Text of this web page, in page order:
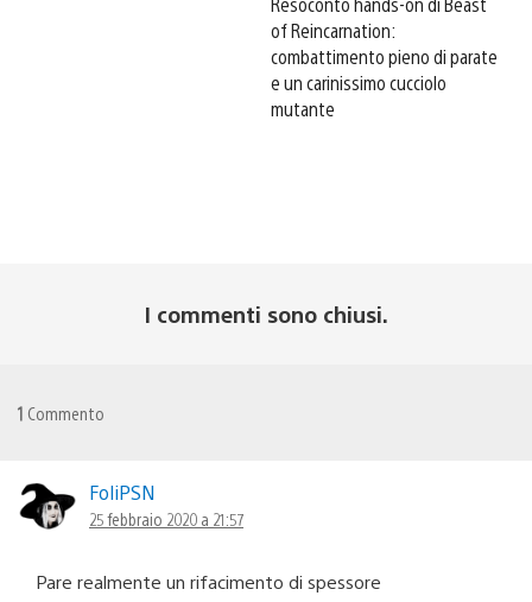
of Reincarnation:
combattimento pieno di parate
e un carinissimo cucciolo
mutante
I commenti sono chiusi.
1 Commento
FoliPSN
25 febbraio 2020 a 21:57
Pare realmente un rifacimento di spessore